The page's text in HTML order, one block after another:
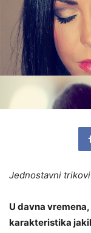
Jednostavni
U davna
karakteristika